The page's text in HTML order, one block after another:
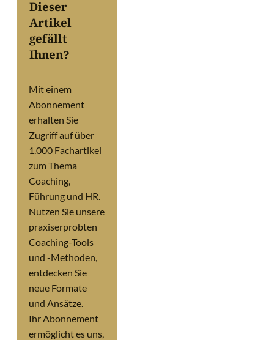
Dieser
Artikel
gefällt
Ihnen?
Mit einem
Abonnement
erhalten Sie
Zugriff auf über
1.000 Fachartikel
zum Thema
Coaching,
Führung und HR.
Nutzen Sie unsere
praxiserprobten
Coaching-Tools
und -Methoden,
entdecken Sie
neue Formate
und Ansätze.
Ihr Abonnement
ermöglicht es uns,